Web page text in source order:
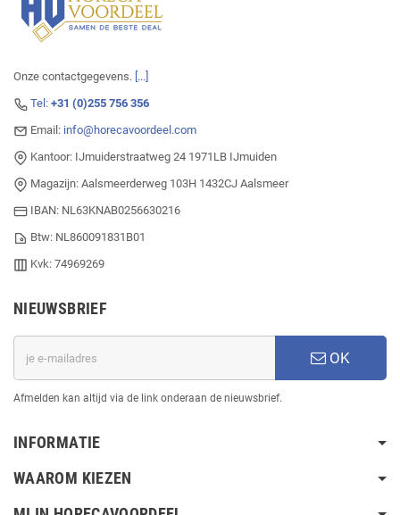
Onze contactgegevens. [...]
Tel: +31 (0)255 756 356
Email: info@horecavoordeel.com
Kantoor: IJmuiderstraatweg 24 1971LB IJmuiden
Magazijn: Aalsmeerderweg 103H 1432CJ Aalsmeer
IBAN: NL63KNAB0256630216
Btw: NL860091831B01
Kvk: 74969269
NIEUWSBRIEF
OK
Afmelden kan altijd via de link onderaan de nieuwsbrief.
INFORMATIE
WAAROM KIEZEN